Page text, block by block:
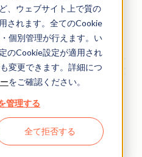
、ウェブサイト上で質の
されます。全てのCookie
個別管理が行えます。い
のCookie設定が適用され
変更できます。詳細につ
をご確認ください。
管理する
全て拒否する
3月28日
プラッ
日本企業
リとの
在の3倍
画を発表